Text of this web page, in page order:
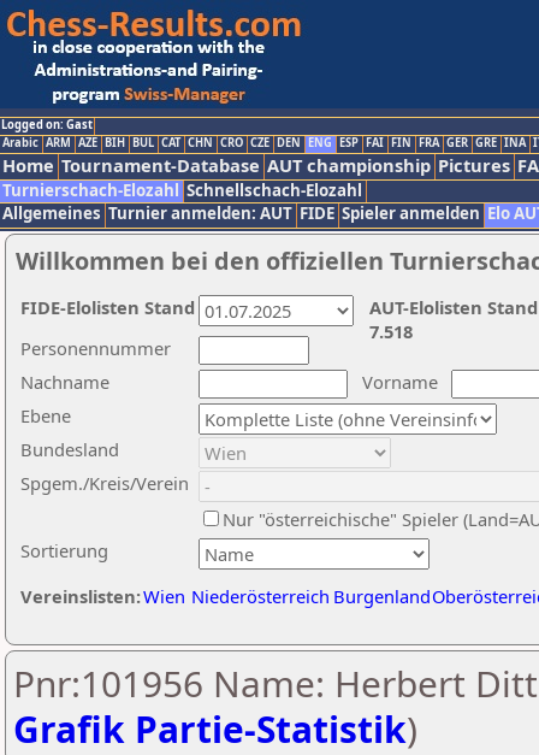
Logged on: Gast
Arabic ARM AZE BIH BUL CAT CHN CRO CZE DEN ENG ESP FAI FIN FRA GER GRE INA
Home Tournament-Database AUT championship Pictures
Turnierschach-Elozahl Schnellschach-Elozahl
Allgemeines Turnier anmelden: AUT FIDE Spieler anmelden Elo
Willkommen bei den offiziellen
Nachname
Vorname
Ebene
Sortierung
Personennummer
Bundesland
Spgem./Kreis/Verein
Nur "österreichische" Spieler
Vereinslisten:Wien Niederösterreich Burgenland
AUT-Elolisten
7.518
FIDE-Elolisten Stand
Pnr:101956 Name: Herbert
Grafik Partie-Statistik)